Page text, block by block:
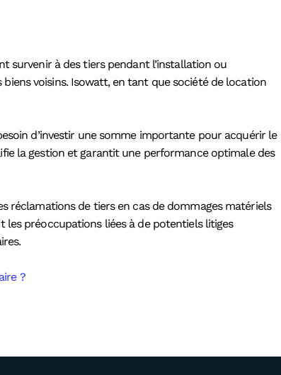
survenir à des tiers pendant l’installation ou
voisins. Isowatt, en tant que société de location
d’investir une somme importante pour acquérir le
la gestion et garantit une performance optimale des
réclamations de tiers en cas de dommages matériels
préoccupations liées à de potentiels litiges
?